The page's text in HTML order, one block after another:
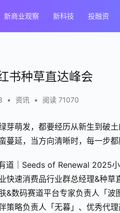
新商业观察 新科技 投融资
书种草直达峰会
• 资讯 • 阅读 71070
芽萌发，都要经历从新生到破
蔓延，当方向清晰时，每一步
道｜Seeds of Renewal 2025
快速消费品行业群总经理&种
&数码赛道平台专家负责人「
策略负责人「无暮」、优秀代